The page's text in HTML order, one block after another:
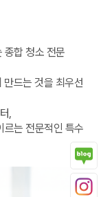
종합 청소 전문
드는 것을 최우선
,
르는 전문적인 특수